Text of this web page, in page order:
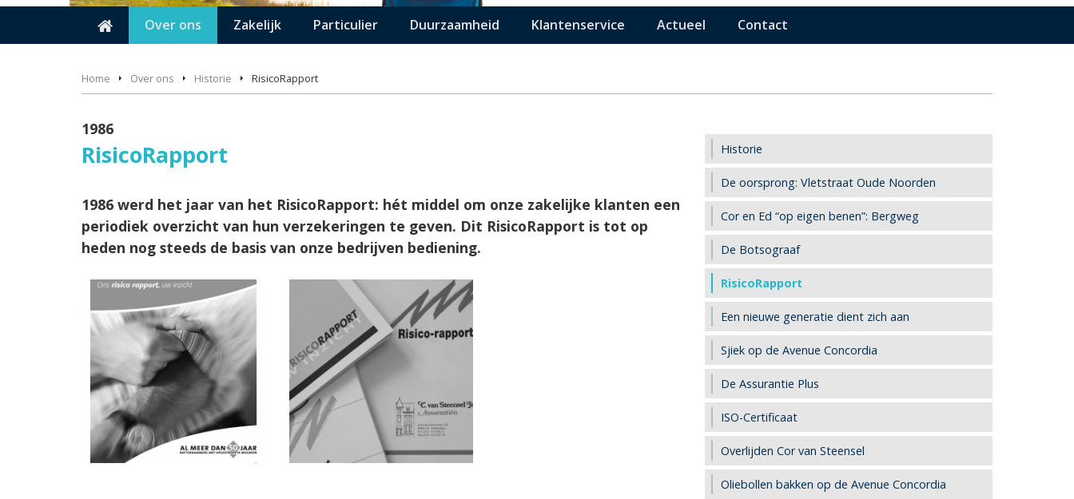
Over ons Zakelijk Particulier Duurzaamheid Klantenservice Actueel Contact
Home Over ons Historie RisicoRapport
1986
RisicoRapport
1986 werd het jaar van het RisicoRapport: hét middel om onze zakelijke klanten een
periodiek overzicht van hun verzekeringen te geven. Dit RisicoRapport is tot op
heden nog steeds de basis van onze bedrijven bediening.
Historie
De oorsprong: Vletstraat Oude Noorden
Cor en Ed “op eigen benen”: Bergweg
De Botsograaf
RisicoRapport
Een nieuwe generatie dient zich aan
Sjiek op de Avenue Concordia
De Assurantie Plus
ISO-Certificaat
Overlijden Cor van Steensel
Oliebollen bakken op de Avenue Concordia